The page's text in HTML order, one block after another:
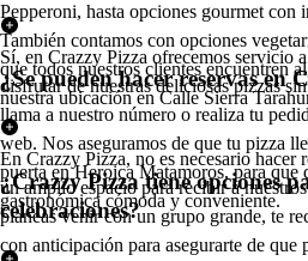
Pepperoni, hasta opciones gourmet con
También contamos con opciones
que todos nuestros clientes encuentren
nuestra ubicación en Calle Sierra
Sí, en Crazzy Pizza ofrecemos servicio
disfrutar de nuestras deliciosas pizzas
llama a nuestro número o realiza tu
web. Nos aseguramos de que tu pizza
puerta en Heroica Matamoros, para que
gastronómica cómoda y conveniente.
¿Se pueden hacer reservas en
En Crazzy Pizza, no es necesario hacer
un amplio espacio para recibir a
planeas venir con un grupo grande, te
con anticipación para asegurarte de que
¿Crazzy Pizza tiene opciones
celebraciones?